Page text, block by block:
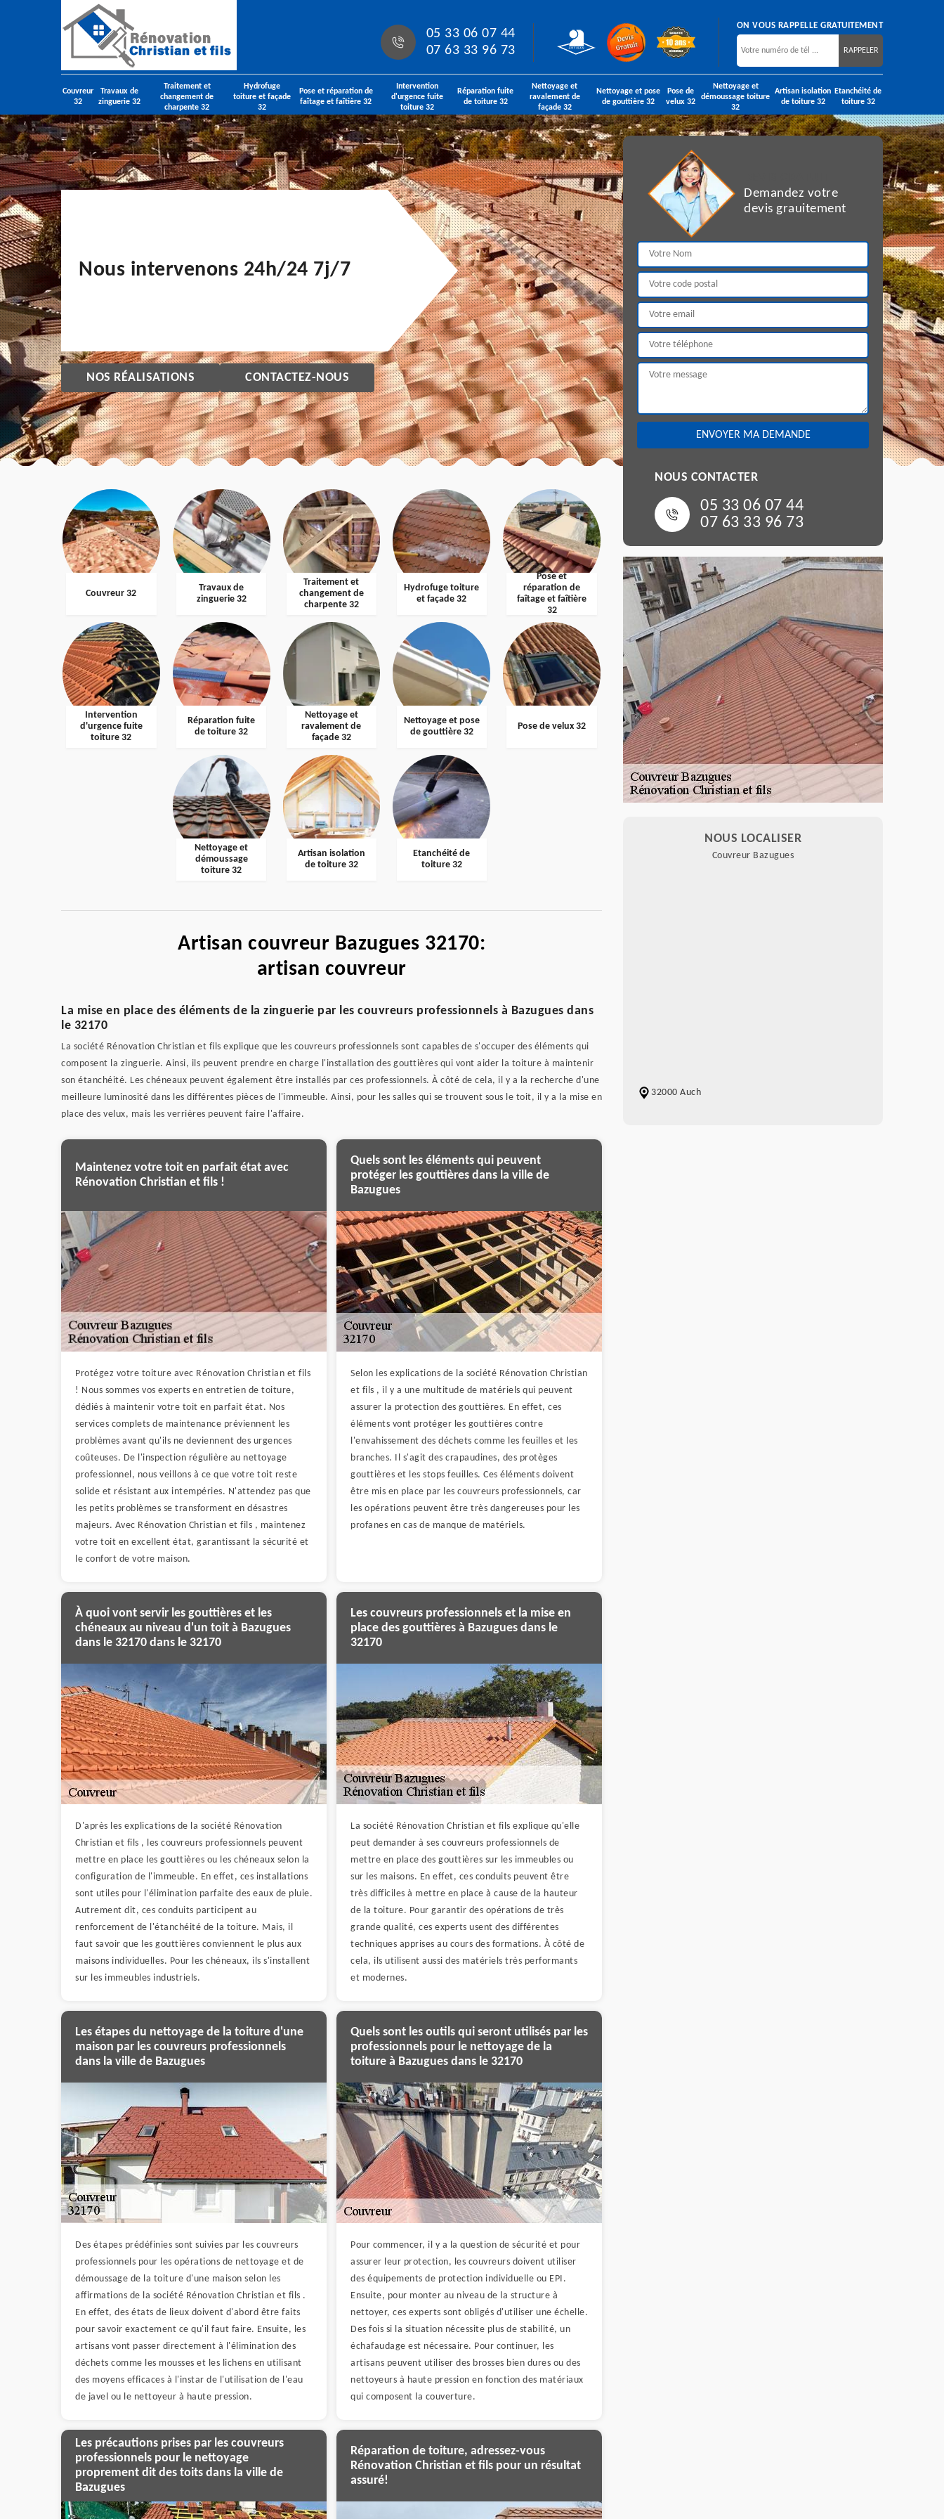
05 33 06 07 44
07 63 33 96 73
ON VOUS RAPPELLE GRATUITEMENT
Couvreur
32
Travaux de
zinguerie 32
Traitement et
changement de
charpente 32
Hydrofuge
toiture et façade
32
Pose et réparation de
faîtage et faîtière 32
Intervention
d'urgence fuite
toiture 32
Réparation fuite
de toiture 32
Nettoyage et
ravalement de
façade 32
Nettoyage et pose
de gouttière 32
Pose de
velux 32
Nettoyage et
démoussage toiture
32
Artisan isolation
de toiture 32
Etanchéité de
toiture 32
Nous intervenons 24h/24 7j/7
NOS RÉALISATIONS CONTACTEZ-NOUS
Couvreur 32
Travaux de
zinguerie 32
Traitement et
changement de
charpente 32
Hydrofuge toiture
et façade 32
Pose et
réparation de
faîtage et faîtière
32
Intervention
d'urgence fuite
toiture 32
Réparation fuite
de toiture 32
Nettoyage et
ravalement de
façade 32
Nettoyage et pose
de gouttière 32
Pose de velux 32
Nettoyage et
démoussage
toiture 32
Artisan isolation
de toiture 32
Etanchéité de
toiture 32
Artisan couvreur Bazugues 32170:
artisan couvreur
La mise en place des éléments de la zinguerie par les couvreurs professionnels à Bazugues dans
le 32170
La société Rénovation Christian et fils explique que les couvreurs professionnels sont capables de s'occuper des éléments qui
composent la zinguerie. Ainsi, ils peuvent prendre en charge l'installation des gouttières qui vont aider la toiture à maintenir
son étanchéité. Les chéneaux peuvent également être installés par ces professionnels. À côté de cela, il y a la recherche d'une
meilleure luminosité dans les différentes pièces de l'immeuble. Ainsi, pour les salles qui se trouvent sous le toit, il y a la mise en
place des velux, mais les verrières peuvent faire l'affaire.
Maintenez votre toit en parfait état avec
Rénovation Christian et fils !
Protégez votre toiture avec Rénovation Christian et fils
! Nous sommes vos experts en entretien de toiture,
dédiés à maintenir votre toit en parfait état. Nos
services complets de maintenance préviennent les
problèmes avant qu'ils ne deviennent des urgences
coûteuses. De l'inspection régulière au nettoyage
professionnel, nous veillons à ce que votre toit reste
solide et résistant aux intempéries. N'attendez pas que
les petits problèmes se transforment en désastres
majeurs. Avec Rénovation Christian et fils , maintenez
votre toit en excellent état, garantissant la sécurité et
le confort de votre maison.
Quels sont les éléments qui peuvent
protéger les gouttières dans la ville de
Bazugues
Selon les explications de la société Rénovation Christian
et fils , il y a une multitude de matériels qui peuvent
assurer la protection des gouttières. En effet, ces
éléments vont protéger les gouttières contre
l'envahissement des déchets comme les feuilles et les
branches. Il s'agit des crapaudines, des protèges
gouttières et les stops feuilles. Ces éléments doivent
être mis en place par les couvreurs professionnels, car
les opérations peuvent être très dangereuses pour les
profanes en cas de manque de matériels.
À quoi vont servir les gouttières et les
chéneaux au niveau d'un toit à Bazugues
dans le 32170 dans le 32170
D'après les explications de la société Rénovation
Christian et fils , les couvreurs professionnels peuvent
mettre en place les gouttières ou les chéneaux selon la
configuration de l'immeuble. En effet, ces installations
sont utiles pour l'élimination parfaite des eaux de pluie.
Autrement dit, ces conduits participent au
renforcement de l'étanchéité de la toiture. Mais, il
faut savoir que les gouttières conviennent le plus aux
maisons individuelles. Pour les chéneaux, ils s'installent
sur les immeubles industriels.
Les couvreurs professionnels et la mise en
place des gouttières à Bazugues dans le
32170
La société Rénovation Christian et fils explique qu'elle
peut demander à ses couvreurs professionnels de
mettre en place des gouttières sur les immeubles ou
sur les maisons. En effet, ces conduits peuvent être
très difficiles à mettre en place à cause de la hauteur
de la toiture. Pour garantir des opérations de très
grande qualité, ces experts usent des différentes
techniques apprises au cours des formations. À côté de
cela, ils utilisent aussi des matériels très performants
et modernes.
Les étapes du nettoyage de la toiture d'une
maison par les couvreurs professionnels
dans la ville de Bazugues
Des étapes prédéfinies sont suivies par les couvreurs
professionnels pour les opérations de nettoyage et de
démoussage de la toiture d'une maison selon les
affirmations de la société Rénovation Christian et fils .
En effet, des états de lieux doivent d'abord être faits
pour savoir exactement ce qu'il faut faire. Ensuite, les
artisans vont passer directement à l'élimination des
déchets comme les mousses et les lichens en utilisant
des moyens efficaces à l'instar de l'utilisation de l'eau
de javel ou le nettoyeur à haute pression.
Quels sont les outils qui seront utilisés par les
professionnels pour le nettoyage de la
toiture à Bazugues dans le 32170
Pour commencer, il y a la question de sécurité et pour
assurer leur protection, les couvreurs doivent utiliser
des équipements de protection individuelle ou EPI.
Ensuite, pour monter au niveau de la structure à
nettoyer, ces experts sont obligés d'utiliser une échelle.
Des fois si la situation nécessite plus de stabilité, un
échafaudage est nécessaire. Pour continuer, les
artisans peuvent utiliser des brosses bien dures ou des
nettoyeurs à haute pression en fonction des matériaux
qui composent la couverture.
Les précautions prises par les couvreurs
professionnels pour le nettoyage
proprement dit des toits dans la ville de
Bazugues
Réparation de toiture, adressez-vous
Rénovation Christian et fils pour un résultat
assuré!
Demandez votre
devis grauitement
NOUS CONTACTER
05 33 06 07 44
07 63 33 96 73
NOUS LOCALISER
Couvreur Bazugues
32000 Auch